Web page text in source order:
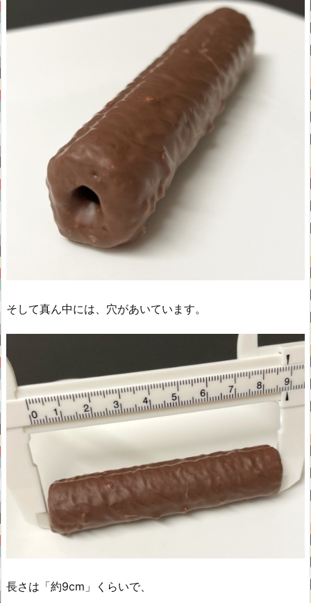
そして真ん中には、穴があいています。
長さは「約9cm」くらいで、